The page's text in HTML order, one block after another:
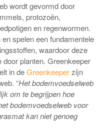
wordt gevormd door
protozoën,
en regenwormen.
spelen een fundamentele
waardoor deze
planten. Greenkeeper
in deGreenkeeperzijn
“Het bodemvoedselweb
om te begrijpen hoe
bodemvoedselweb voor
kan niet genoeg